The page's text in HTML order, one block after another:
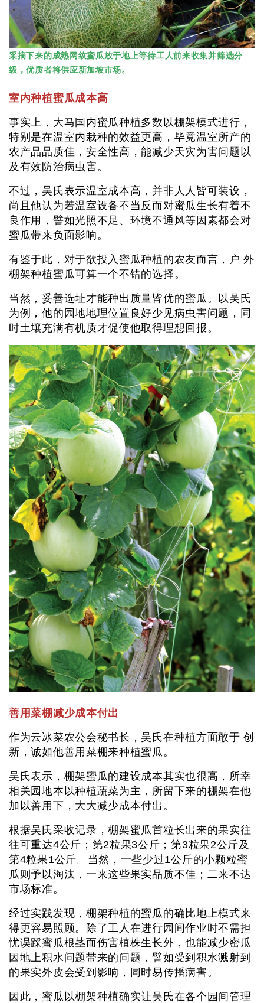
采摘下来的成熟网纹蜜瓜放于地上等待工人前来收集并筛选分
级，优质者将供应新加坡市场。
室内种植蜜瓜成本高
事实上，大马国内蜜瓜种植多数以棚架模式进行，
特别是在温室内栽种的效益更高，毕竟温室所产的
农产品品质佳，安全性高，能减少天灾为害问题以
及有效防治病虫害。
不过，吴氏表示温室成本高，并非人人皆可装设，
尚且他认为若温室设备不当反而对蜜瓜生长有着不
良作用，譬如光照不足、环境不通风等因素都会对
蜜瓜带来负面影响。
有鉴于此，对于欲投入蜜瓜种植的农友而言，户 外
棚架种植蜜瓜可算一个不错的选择。
当然，妥善选址才能种出质量皆优的蜜瓜。以吴氏
为例，他的园地地理位置良好少见病虫害问题，同
时土壤充满有机质才促使他取得理想回报。
善用菜棚减少成本付出
作为云冰菜农公会秘书长，吴氏在种植方面敢于 创
新，诚如他善用菜棚来种植蜜瓜。
吴氏表示，棚架蜜瓜的建设成本其实也很高，所幸
相关园地本以种植蔬菜为主，所留下来的棚架在他
加以善用下，大大减少成本付出。
根据吴氏采收记录，棚架蜜瓜首粒长出来的果实往
往可重达4公斤；第2粒果3公斤；第3粒果2公斤及
第4粒果1公斤。当然，一些少过1公斤的小颗粒蜜
瓜则予以淘汰，一来这些果实品质不佳；二来不达
市场标准。
经过实践发现，棚架种植的蜜瓜的确比地上模式来
得更容易照顾。除了工人在进行园间作业时不需担
忧误踩蜜瓜根茎而伤害植株生长外，也能减少密瓜
因地上积水问题带来的问题，譬如受到积水溅射到
的果实外皮会受到影响，同时易传播病害。
因此，蜜瓜以棚架种植确实让吴氏在各个园间管理